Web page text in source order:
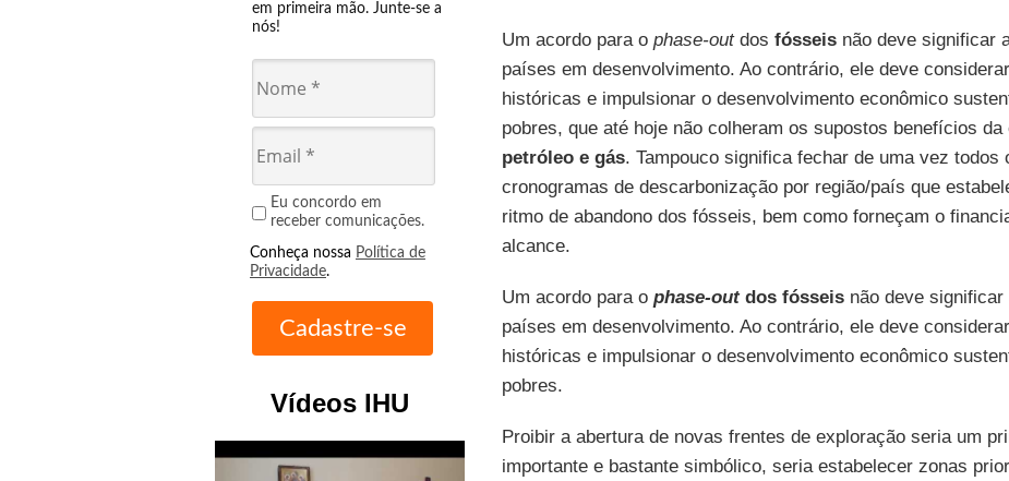
em primeira mão. Junte-se a
nós!
Eu concordo em
receber comunicações.
Conheça nossa Política de
Privacidade.
Vídeos IHU
Um acordo para o phase-outdos fósseisnão deve significar
países em desenvolvimento. Ao contrário, ele deve
históricas e impulsionar o desenvolvimento econômico
pobres, que até hoje não colheram os supostos benefícios da
petróleo e gás. Tampouco significa fechar de uma vez
cronogramas de descarbonização por região/país que
ritmo de abandono dos fósseis, bem como forneçam o
alcance.
Um acordo para o phase-outdos fósseisnão deve significar
países em desenvolvimento. Ao contrário, ele deve
históricas e impulsionar o desenvolvimento econômico
pobres.
Proibir a abertura de novas frentes de exploração seria um
importante e bastante simbólico, seria estabelecer zonas